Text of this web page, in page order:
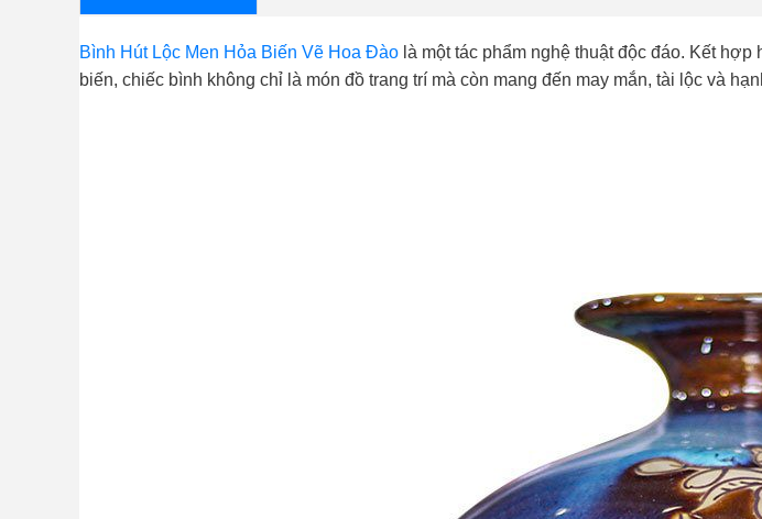
Bình Hút Lộc Men Hỏa Biến Vẽ Hoa Đào là một tác phẩm nghệ thuật độc đáo. Kết
biến, chiếc bình không chỉ là món đồ trang trí mà còn mang đến may mắn, tài lộc và